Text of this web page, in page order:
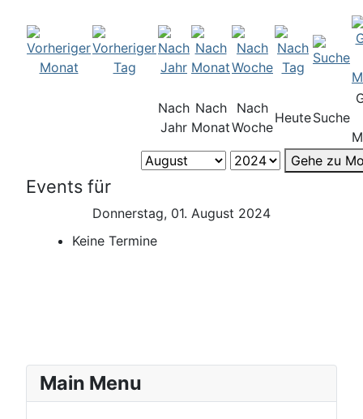
Nach
Jahr
Nach
Monat
Nach
Woche
HeuteSuche
Gehe zu
Events für
Donnerstag, 01. August 2024
Keine Termine
Main Menu